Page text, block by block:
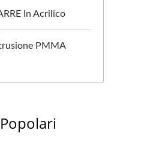
In Acrilico
PMMA